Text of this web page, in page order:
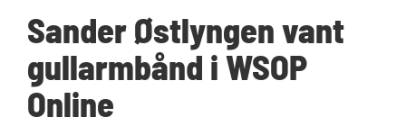
Sander Østlyngen vant
gullarmbånd i WSOP
Online